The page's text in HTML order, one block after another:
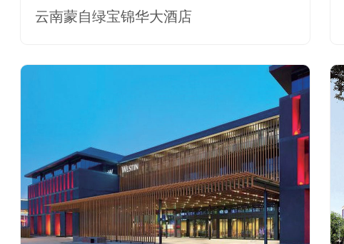
云南蒙自绿宝锦华大酒店